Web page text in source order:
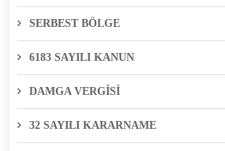
SERBEST BÖLGE
6183 SAYILI KANUN
DAMGA VERGİSİ
32 SAYILI KARARNAME